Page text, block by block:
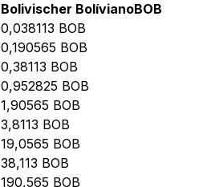
Bolivischer BolívianoBOB
0,038113 BOB
0,190565 BOB
0,38113 BOB
0,952825 BOB
1,90565 BOB
3,8113 BOB
19,0565 BOB
38,113 BOB
190,565 BOB